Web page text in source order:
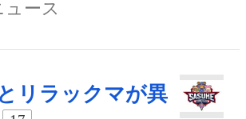
ース
リラックマが異